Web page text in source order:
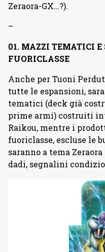
Zeraora-GX…?).
–
01. MAZZI TEMATICI E
FUORICLASSE
Anche per Tuoni
tutte le espansioni,
tematici (deck già
prime armi) costruiti
Raikou, mentre i
fuoriclasse, escluse le
saranno a tema
dadi, segnalini